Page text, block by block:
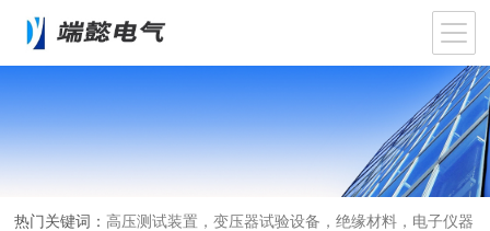
热门关键词： 高压测试装置，变压器试验设备，绝缘材料，电子仪器